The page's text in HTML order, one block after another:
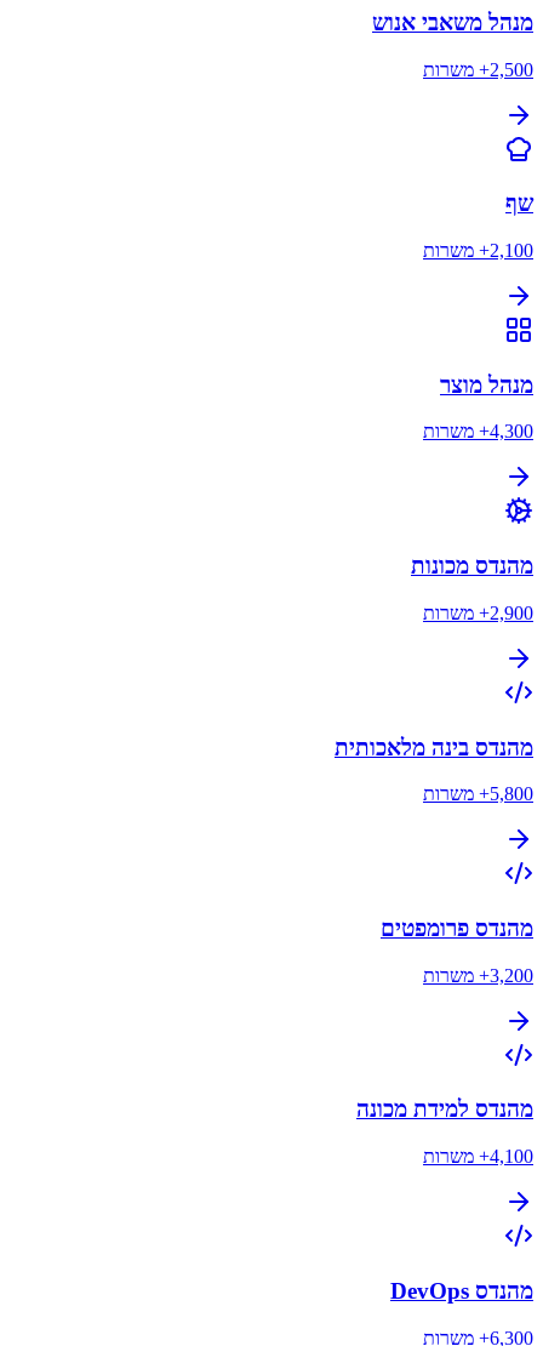
מנהל משאבי אנוש
2,500+ משרות
שף
2,100+ משרות
מנהל מוצר
4,300+ משרות
מהנדס מכונות
2,900+ משרות
מהנדס בינה מלאכותית
5,800+ משרות
מהנדס פרומפטים
3,200+ משרות
מהנדס למידת מכונה
4,100+ משרות
מהנדס DevOps
6,300+ משרות